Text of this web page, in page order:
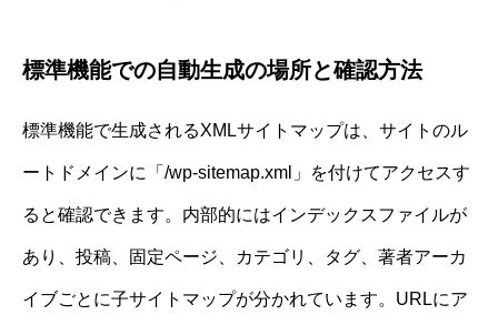
標準機能での自動生成の場所と確認方法
標準機能で生成されるXMLサイトマップは、サイトのル
ートドメインに「/wp-sitemap.xml」を付けてアクセスす
ると確認できます。内部的にはインデックスファイルが
あり、投稿、固定ページ、カテゴリ、タグ、著者アーカ
イブごとに子サイトマップが分かれています。URLにア